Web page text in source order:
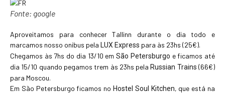
Fonte: google
Aproveitamos para conhecer Tallinn durante o dia todo e
marcamos nosso onibus pela LUX Express para às 23hs (25€).
Chegamos às 7hs do dia 13/10 emSão Petersburgo e ficamos até
dia 15/10 quando pegamos trem às 23hs pelaRussian Trains (66€)
para Moscou.
Em São Petersburgo ficamos no Hostel Soul Kitchen, que está na